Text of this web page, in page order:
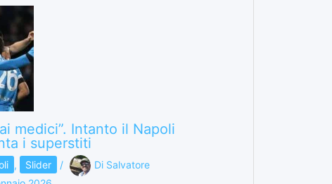
medici”. Intanto il Napoli
i superstiti
, Slider / Di Salvatore